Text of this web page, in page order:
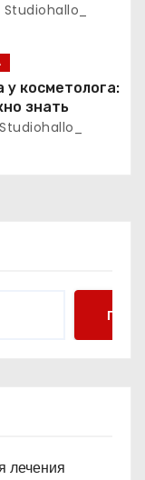
Studiohallo_
у косметолога:
знать
Studiohallo_
Поиск
лечения